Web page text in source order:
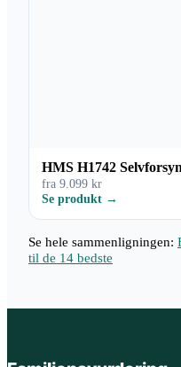
HMS H1742
fra 9.099 kr
Se produkt →
Se hele sammenligningen:
til de 14 bedste